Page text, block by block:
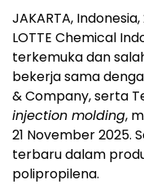
JAKARTA, Indonesia,
LOTTE Chemical
terkemuka dan
bekerja sama
& Company, serta
injection molding,
21 November 2025.
terbaru dalam
polipropilena.